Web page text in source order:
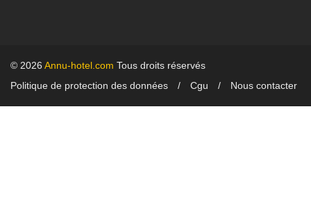
© 2026 Annu-hotel.com Tous droits réservés
Politique de protection des données
Cgu Nous contacter